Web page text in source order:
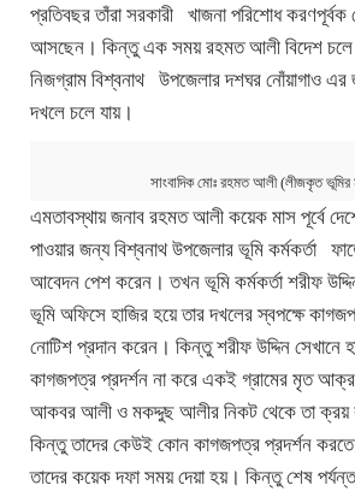
প্রতিবছর তাঁরা সরকারী খাজনা পরিশোধ
আসছেন। কিন্তু এক সময় রহমত আলী বিদেশ চলে
নিজগ্রাম বিশ্বনাথ উপজেলার দশঘর নোঁয়াগাও এর
দখলে চলে যায়।
সাংবাদিক মোঃ রহমত আলী (লীজকৃত ভূমির
এমতাবস্থায় জনাব রহমত আলী কয়েক মাস পূর্বে
পাওয়ার জন্য বিশ্বনাথ উপজেলার ভূমি কর্মকর্তা
আবেদন পেশ করেন। তখন ভূমি কর্মকর্তা শরীফ
ভূমি অফিসে হাজির হয়ে তার দখলের স্বপক্ষে
নোটিশ প্রদান করেন। কিন্তু শরীফ উদ্দিন সেখানে
কাগজপত্র প্রদর্শন না করে একই গ্রামের মৃত
আকবর আলী ও মকদ্দুছ আলীর নিকট থেকে তা ক্রয়
কিন্তু তাদের কেউই কোন কাগজপত্র প্রদর্শন
তাদের কয়েক দফা সময় দেয়া হয়। কিন্তু শেষ